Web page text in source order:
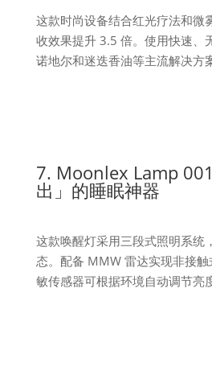
这款时尚设备结合红光疗法和微
收效果提升 3.5 倍。使用快速、
诺地尔和迷迭香油等主流解决方
7. Moonlex Lamp
出」的睡眠神器
这款唤醒灯采用三段式照明系统
态。配备 MMW 雷达实现非接
敏传感器可根据环境自动调节亮度